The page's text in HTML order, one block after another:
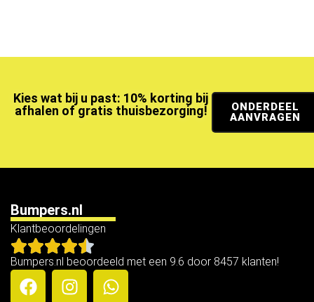
Kies wat bij u past: 10% korting bij
afhalen of gratis thuisbezorging!
ONDERDEEL
AANVRAGEN
Bumpers.nl
Klantbeoordelingen
Bumpers.nl beoordeeld met een 9.6 door 8457 klanten!